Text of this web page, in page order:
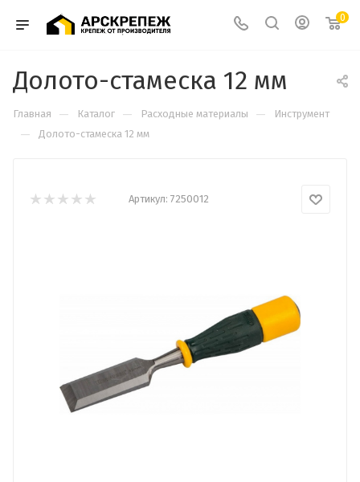
0
Долото-стамеска 12 мм
Главная — Каталог — Расходные материалы — Инструмент
— Долото-стамеска 12 мм
Артикул: 7250012